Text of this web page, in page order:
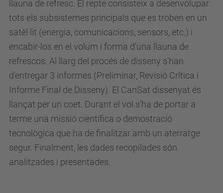
llauna de refresc. El repte consisteix a desenvolupar
tots els subsistemes principals que es troben en un
satèl·lit (energia, comunicacions, sensors, etc.) i
encabir-los en el volum i forma d'una llauna de
refrescos. Al llarg del procés de disseny s'han
d'entregar 3 informes (Preliminar, Revisió Crítica i
Informe Final de Disseny). El CanSat dissenyat és
llançat per un coet . Durant el vol s'ha de portar a
terme una missió científica o demostració
tecnològica que ha de finalitzar amb un aterratge
segur. Finalment, les dades recopilades són
analitzades i presentades.